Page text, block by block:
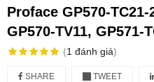
Proface GP570-TC21-
GP570-TV11, GP571-
(1 đánh giá)
SHARE TWEET